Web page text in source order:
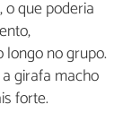
que poderia
no grupo.
girafa macho
forte.